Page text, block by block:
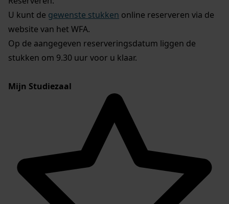
U kunt de gewenste stukken online reserveren via de
website van het WFA.
Op de aangegeven reserveringsdatum liggen de
stukken om 9.30 uur voor u klaar.
Mijn Studiezaal